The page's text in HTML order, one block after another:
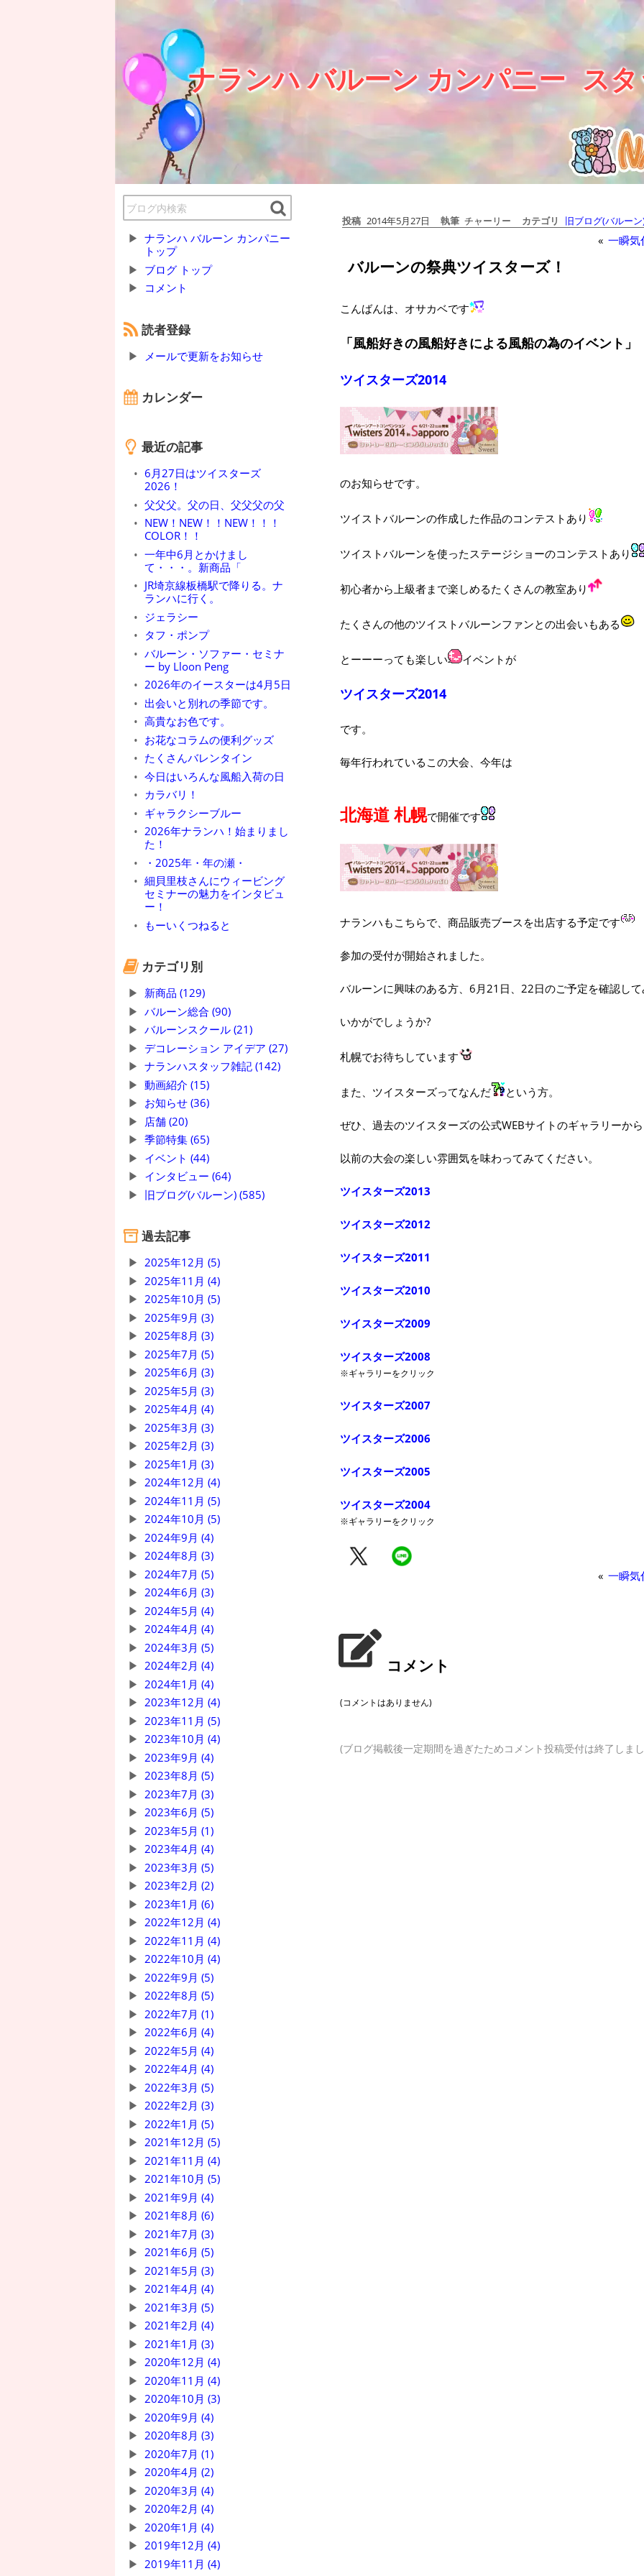
ナランハ バルーン カンパニー ス
ナランハ バルーン カンパニー
トップ
ブログ トップ
コメント
読者登録
メールで更新をお知らせ
カレンダー
最近の記事
6月27日はツイスターズ
2026！
父父父。父の日、父父父の父
NEW！NEW！！NEW！！！
COLOR！！
一年中6月とかけまし
て・・・。新商品「
JR埼京線板橋駅で降りる。ナ
ランハに行く。
ジェラシー
タフ・ポンプ
バルーン・ソファー・セミナ
ー by Lloon Peng
2026年のイースターは4月5日
出会いと別れの季節です。
高貴なお色です。
お花なコラムの便利グッズ
たくさんバレンタイン
今日はいろんな風船入荷の日
カラバリ！
ギャラクシーブルー
2026年ナランハ！始まりまし
た！
・2025年・年の瀬・
細貝里枝さんにウィービング
セミナーの魅力をインタビュ
ー！
もーいくつねると
カテゴリ別
新商品 (129)
バルーン総合 (90)
バルーンスクール (21)
デコレーション アイデア (27)
ナランハスタッフ雑記 (142)
動画紹介 (15)
お知らせ (36)
店舗 (20)
季節特集 (65)
イベント (44)
インタビュー (64)
旧ブログ(バルーン) (585)
過去記事
2025年12月 (5)
2025年11月 (4)
2025年10月 (5)
2025年9月 (3)
2025年8月 (3)
2025年7月 (5)
2025年6月 (3)
2025年5月 (3)
2025年4月 (4)
2025年3月 (3)
2025年2月 (3)
2025年1月 (3)
2024年12月 (4)
2024年11月 (5)
2024年10月 (5)
2024年9月 (4)
2024年8月 (3)
2024年7月 (5)
2024年6月 (3)
2024年5月 (4)
2024年4月 (4)
2024年3月 (5)
2024年2月 (4)
2024年1月 (4)
2023年12月 (4)
2023年11月 (5)
2023年10月 (4)
2023年9月 (4)
2023年8月 (5)
2023年7月 (3)
2023年6月 (5)
2023年5月 (1)
2023年4月 (4)
2023年3月 (5)
2023年2月 (2)
2023年1月 (6)
2022年12月 (4)
2022年11月 (4)
2022年10月 (4)
2022年9月 (5)
2022年8月 (5)
2022年7月 (1)
2022年6月 (4)
2022年5月 (4)
2022年4月 (4)
2022年3月 (5)
2022年2月 (3)
2022年1月 (5)
2021年12月 (5)
2021年11月 (4)
2021年10月 (5)
2021年9月 (4)
2021年8月 (6)
2021年7月 (3)
2021年6月 (5)
2021年5月 (3)
2021年4月 (4)
2021年3月 (5)
2021年2月 (4)
2021年1月 (3)
2020年12月 (4)
2020年11月 (4)
2020年10月 (3)
2020年9月 (4)
2020年8月 (3)
2020年7月 (1)
2020年4月 (2)
2020年3月 (4)
2020年2月 (4)
2020年1月 (4)
2019年12月 (4)
2019年11月 (4)
投稿 2014年5月27日 執筆 チャーリー カテゴリ 旧ブログ(バルーン
« 一瞬気
バルーンの祭典ツイスターズ！
こんばんは、オサカベです
「風船好きの風船好きによる風船の為のイベント」
ツイスターズ2014
のお知らせです。
ツイストバルーンの作成した作品のコンテストあり
ツイストバルーンを使ったステージショーのコンテストあり
初心者から上級者まで楽しめるたくさんの教室あり
たくさんの他のツイストバルーンファンとの出会いもある
とーーーっても楽しい イベントが
ツイスターズ2014
です。
毎年行われているこの大会、今年は
北海道 札幌で開催です
ナランハもこちらで、商品販売ブースを出店する予定です
参加の受付が開始されました。
バルーンに興味のある方、6月21日、22日のご予定を確認し
いかがでしょうか?
札幌でお待ちしています
また、ツイスターズってなんだ という方。
ぜひ、過去のツイスターズの公式WEBサイトのギャラリーから
以前の大会の楽しい雰囲気を味わってみてください。
ツイスターズ2013
ツイスターズ2012
ツイスターズ2011
ツイスターズ2010
ツイスターズ2009
ツイスターズ2008
※ギャラリーをクリック
ツイスターズ2007
ツイスターズ2006
ツイスターズ2005
ツイスターズ2004
※ギャラリーをクリック
« 一瞬気
コメント
(コメントはありません)
(ブログ掲載後一定期間を過ぎたためコメント投稿受付は終了しま